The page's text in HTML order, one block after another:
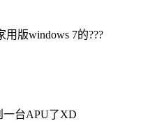
版windows 7的???
一台APU了XD